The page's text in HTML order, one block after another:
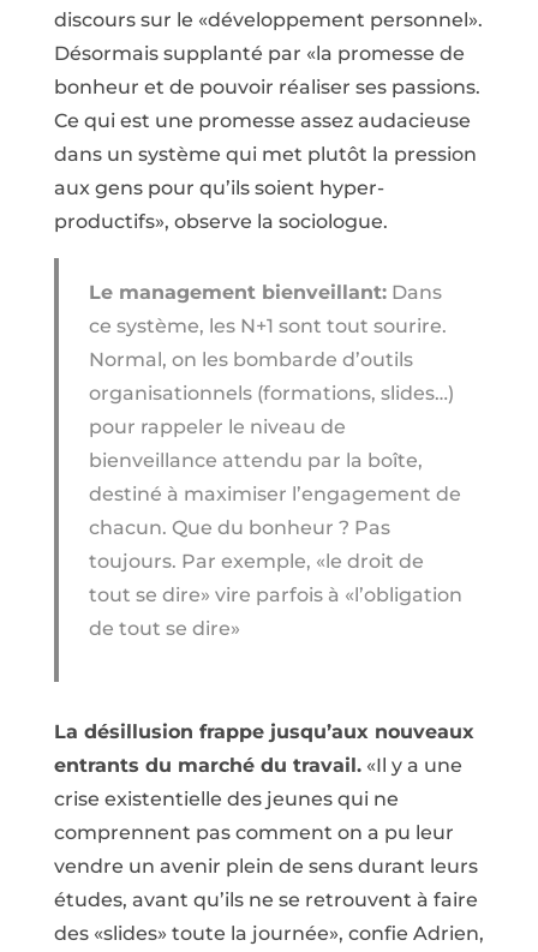
discours sur le «développement personnel».
Désormais supplanté par «la promesse de
bonheur et de pouvoir réaliser ses passions.
Ce qui est une promesse assez audacieuse
dans un système qui met plutôt la pression
aux gens pour qu’ils soient hyper-
productifs», observe la sociologue.
Le management bienveillant:Dans
ce système, les N+1 sont tout sourire.
Normal, on les bombarde d’outils
organisationnels (formations, slides…)
pour rappeler le niveau de
bienveillance attendu par la boîte,
destiné à maximiser l’engagement de
chacun. Que du bonheur ? Pas
toujours. Par exemple, «le droit de
tout se dire» vire parfois à «l’obligation
de tout se dire»
La désillusion frappe jusqu’aux nouveaux
entrants du marché du travail.«Il y a une
crise existentielle des jeunes qui ne
comprennent pas comment on a pu leur
vendre un avenir plein de sens durant leurs
études, avant qu’ils ne se retrouvent à faire
des «slides» toute la journée», confie Adrien,